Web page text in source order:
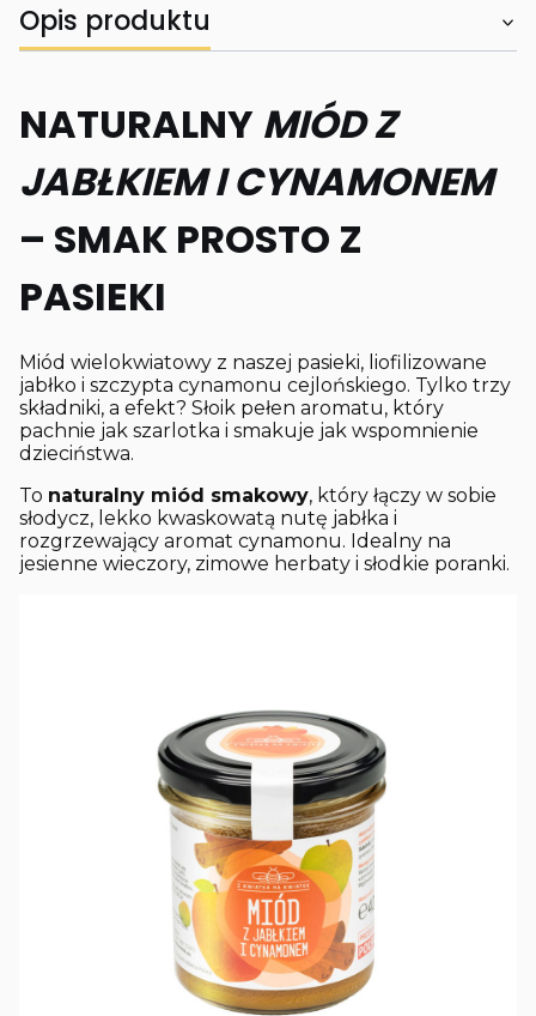
Opis produktu
NATURALNY MIÓD Z
JABŁKIEM I CYNAMONEM
– SMAK PROSTO Z
PASIEKI
Miód wielokwiatowy z naszej pasieki, liofilizowane
jabłko i szczypta cynamonu cejlońskiego. Tylko trzy
składniki, a efekt? Słoik pełen aromatu, który
pachnie jak szarlotka i smakuje jak wspomnienie
dzieciństwa.
To naturalny miód smakowy, który łączy w sobie
słodycz, lekko kwaskowatą nutę jabłka i
rozgrzewający aromat cynamonu. Idealny na
jesienne wieczory, zimowe herbaty i słodkie poranki.